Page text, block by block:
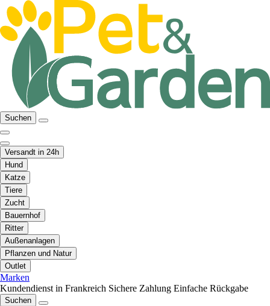
Suchen
Versandt in 24h
Hund
Katze
Tiere
Zucht
Bauernhof
Ritter
Außenanlagen
Pflanzen und Natur
Outlet
Marken
Kundendienst in Frankreich Sichere Zahlung Einfache Rückgabe
Suchen